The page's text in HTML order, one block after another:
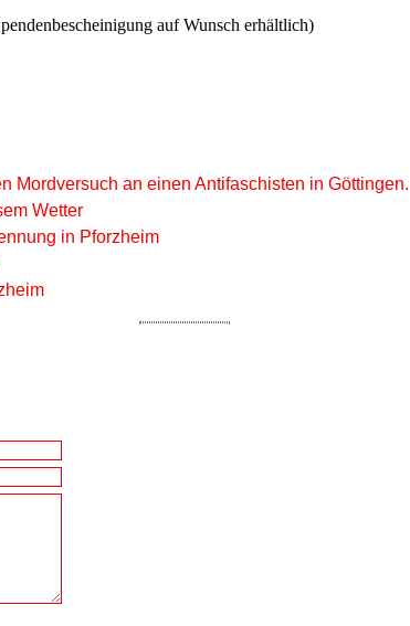
auf Wunsch erhältlich)
Mordversuch an einen Antifaschisten in Göttingen.
Wetter
in Pforzheim